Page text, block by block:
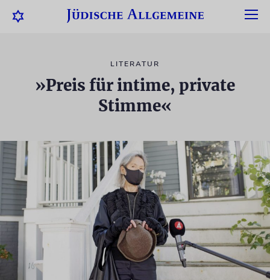
LITERATUR
»Preis für intime, private
Stimme«